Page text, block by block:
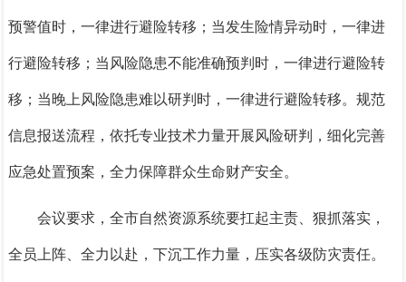
预警值时，一律进行避险转移；当发生险情异动时，一律进
行避险转移；当风险隐患不能准确预判时，一律进行避险转
移；当晚上风险隐患难以研判时，一律进行避险转移。规范
信息报送流程，依托专业技术力量开展风险研判，细化完善
应急处置预案，全力保障群众生命财产安全。
会议要求，全市自然资源系统要扛起主责、狠抓落实，
全员上阵、全力以赴，下沉工作力量，压实各级防灾责任。